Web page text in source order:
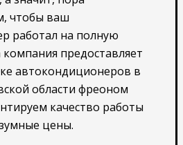
чтобы ваш
работал на полную
предоставляет
автокондиционеров в
области фреоном
качество работы
цены.